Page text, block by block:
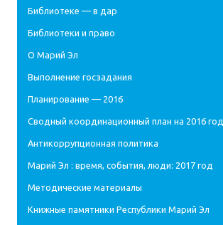
Библиотеке — в дар
Библиотеки и право
О Марий Эл
Выполнение госзадания
Планирование — 2016
Сводный координационный план на 2016 год
Антикоррупционная политика
Марий Эл : время, события, люди: 2017 год
Методические материалы
Книжные памятники Республики Марий Эл